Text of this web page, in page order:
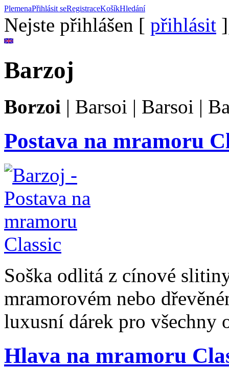
PlemenaPřihlásit seRegistraceKošíkHledání
Nejste přihlášen [ přihlásit
Barzoj
Borzoi | Barsoi | Barsoi |
Postava na mramoru
Soška odlitá z cínové
mramorovém nebo
luxusní dárek pro všechny
Hlava na mramoru